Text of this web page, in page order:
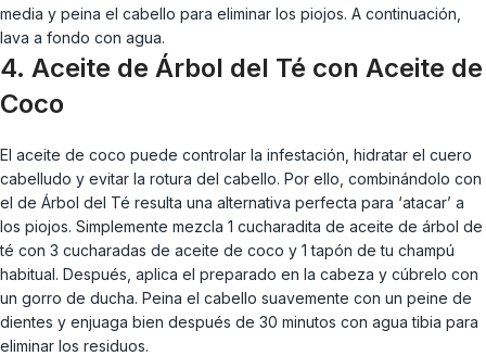
media y peina el cabello para eliminar los piojos. A continuación,
lava a fondo con agua.
4. Aceite de Árbol del Té con Aceite de
Coco
El aceite de coco puede controlar la infestación, hidratar el cuero
cabelludo y evitar la rotura del cabello. Por ello, combinándolo con
el de Árbol del Té resulta una alternativa perfecta para ‘atacar’ a
los piojos. Simplemente mezcla 1 cucharadita de aceite de árbol de
té con 3 cucharadas de aceite de coco y 1 tapón de tu champú
habitual. Después, aplica el preparado en la cabeza y cúbrelo con
un gorro de ducha. Peina el cabello suavemente con un peine de
dientes y enjuaga bien después de 30 minutos con agua tibia para
eliminar los residuos.